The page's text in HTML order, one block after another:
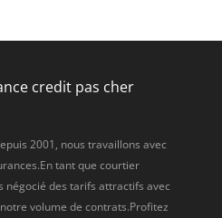
credit pas cher
2001, nous travaillons avec
tant que courtier
négocié des tarifs attractifs avec
volume de contrats.Profitez